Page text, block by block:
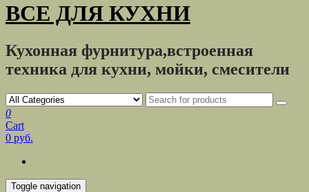
ВСЕ ДЛЯ КУХНИ
Кухонная фурнитура,встроенная
техника для кухни, мойки, смесители
0
Cart
0 руб.
Toggle navigation